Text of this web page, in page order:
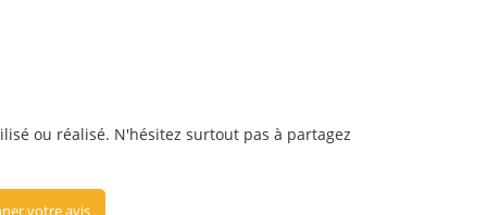
ou réalisé. N'hésitez surtout pas à partagez
votre avis